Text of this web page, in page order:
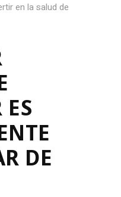
en la salud de
DE